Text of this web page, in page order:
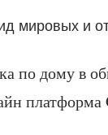
мировых и
по дому в